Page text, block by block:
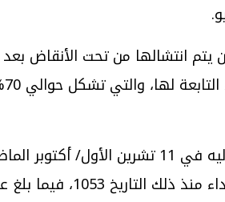
يتم انتشالها من تحت
وأضافت:”لا تزال دولة الاحتلال تواصل خرق وقف